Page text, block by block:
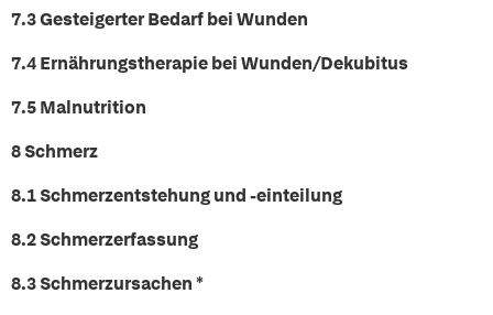
7.3 Gesteigerter Bedarf bei Wunden
7.4 Ernährungstherapie bei Wunden/Dekubitus
7.5 Malnutrition
8 Schmerz
8.1 Schmerzentstehung und -einteilung
8.2 Schmerzerfassung
8.3 Schmerzursachen *